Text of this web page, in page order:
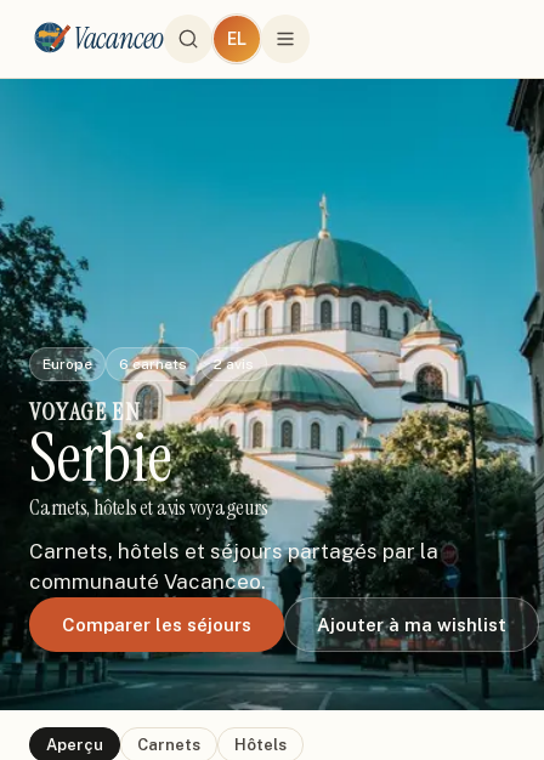
Vacanceo EL
Europe 6carnets 2avis
VOYAGEEN
Serbie
Carnets, hôtels et avis voyageurs
Carnets, hôtels et séjours partagés par la
communauté Vacanceo.
Comparer les séjours Ajouter à ma wishlist
Aperçu Carnets Hôtels